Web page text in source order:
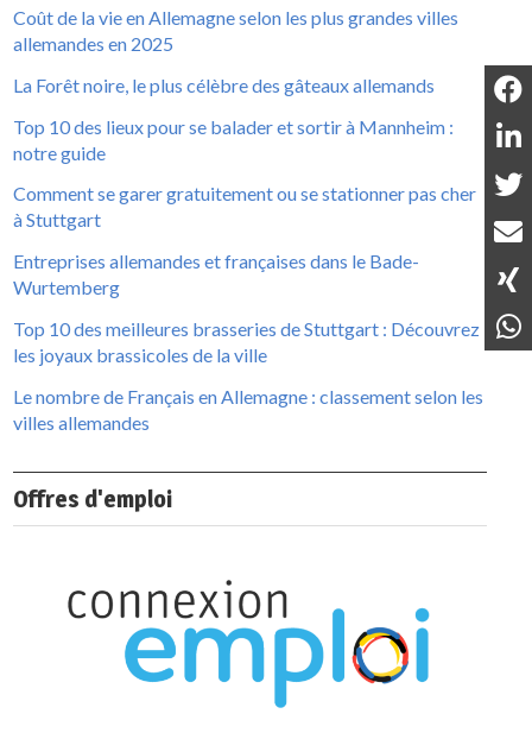
Coût de la vie en Allemagne selon les plus grandes villes
allemandes en 2025
La Forêt noire, le plus célèbre des gâteaux allemands
Top 10 des lieux pour se balader et sortir à Mannheim :
notre guide
Comment se garer gratuitement ou se stationner pas cher
à Stuttgart
Entreprises allemandes et françaises dans le Bade-
Wurtemberg
Top 10 des meilleures brasseries de Stuttgart : Découvrez
les joyaux brassicoles de la ville
Le nombre de Français en Allemagne : classement selon les
villes allemandes
Offres d'emploi